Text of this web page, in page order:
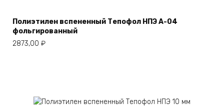
Полиэтилен вспененный Тепофол НПЭ А-04
фольгированный
2873,00 ₽